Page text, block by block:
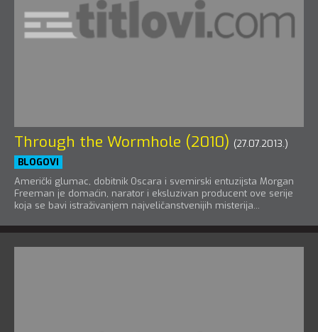
Through the Wormhole (2010) (27.07.2013.)
BLOGOVI
Američki glumac, dobitnik Oscara i svemirski entuzijsta Morgan
Freeman je domaćin, narator i eksluzivan producent ove serije
koja se bavi istraživanjem najveličanstvenijih misterija...